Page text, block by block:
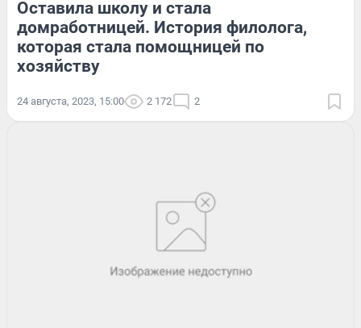
Оставила школу и стала
домработницей. История филолога,
которая стала помощницей по
хозяйству
24 августа, 2023, 15:00 2 172 2